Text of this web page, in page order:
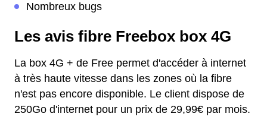
Nombreux bugs
Les avis fibre Freebox box 4G
La box 4G + de Free permet d'accéder à internet
à très haute vitesse dans les zones où la fibre
n'est pas encore disponible. Le client dispose de
250Go d'internet pour un prix de 29,99€ par mois.